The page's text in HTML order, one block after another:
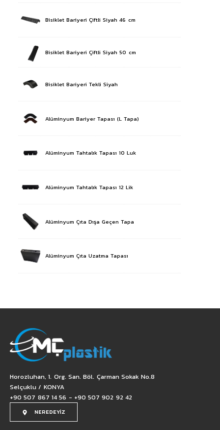
Bisiklet Bariyeri Çiftli Siyah 46 cm
Bisiklet Bariyeri Çiftli Siyah 50 cm
Bisiklet Bariyeri Tekli Siyah
Alüminyum Bariyer Tapası (L Tapa)
Alüminyum Tahtalık Tapası 10 Luk
Alüminyum Tahtalık Tapası 12 Lik
Alüminyum Çıta Dışa Geçen Tapa
Alüminyum Çıta Uzatma Tapası
Horozluhan, 1. Org. San. Böl. Çarman Sokak No.8
Selçuklu / KONYA
+90 507 867 14 56 - +90 507 902 92 42
NEREDEYİZ